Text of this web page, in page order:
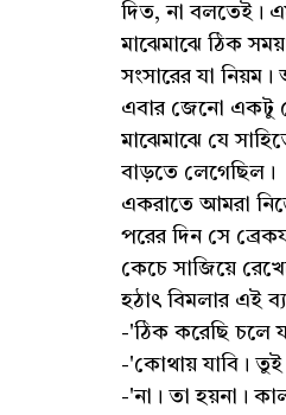
দিত, না বলতেই।
মাঝেমাঝে ঠিক
সংসারের যা
এবার জেনো একটু
মাঝেমাঝে যে
বাড়তে লেগেছিল।
একরাতে আমরা
পরের দিন সে
কেচে সাজিয়ে
হঠাৎ বিমলার এই
-'ঠিক করেছি চলে
-'কোথায় যাবি। তুই
-'না। তা হয়না।